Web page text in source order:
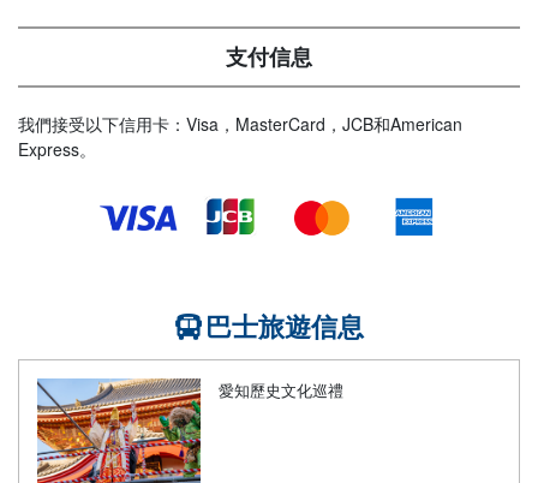
支付信息
我們接受以下信用卡：Visa，MasterCard，JCB和American
Express。
巴士旅遊信息
愛知歷史文化巡禮